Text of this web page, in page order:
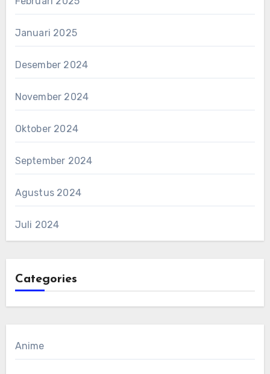
Januari 2025
Desember 2024
November 2024
Oktober 2024
September 2024
Agustus 2024
Juli 2024
Categories
Anime